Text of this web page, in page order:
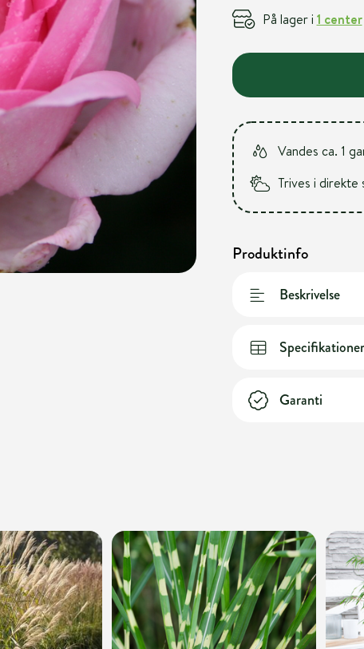
På lager i 1 center
Vandes ca. 1
Trives i direkte
Produktinfo
Beskrivelse
Specifikationer
Garanti